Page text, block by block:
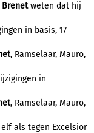
Brenetweten dat hij
in basis, 17
, Ramselaar, Mauro,
in
, Ramselaar, Mauro,
als tegen Excelsior